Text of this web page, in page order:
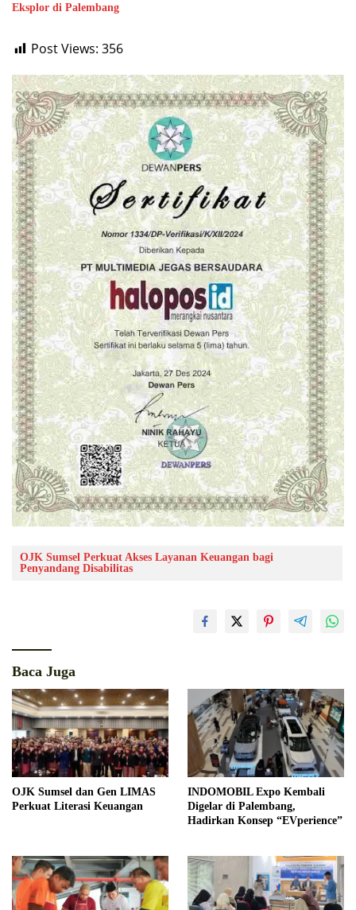
Eksplor di Palembang
Post Views: 356
OJK Sumsel Perkuat Akses Layanan Keuangan bagi
Penyandang Disabilitas
Baca Juga
OJK Sumsel dan Gen LIMAS
Perkuat Literasi Keuangan
INDOMOBIL Expo Kembali
Digelar di Palembang,
Hadirkan Konsep “EVperience”